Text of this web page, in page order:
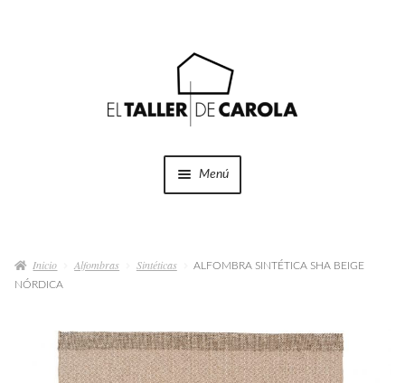
Menú
menú
PROYECTOS
QUIÉNES SOMOS
Inicio Alfombras Sintéticas
ALFOMBRA SINTÉTICA SHA BEIGE
NÓRDICA